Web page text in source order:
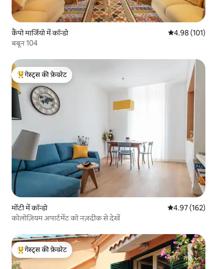
कैंपो मार्जियो में कॉन्डो औसत रेटिंग 5 में से
4.98 (101)
बबून 104
गेस्ट्स का टॉप फ़ेवरेट
गेस्ट्स की फ़ेवरेट
मोंटी में कॉन्डो औसत रेटिंग 5 में से
4.97 (162)
कोलोज़ियम अपार्टमेंट को नज़दीक से देखें
गेस्ट्स का टॉप फ़ेवरेट
गेस्ट्स की फ़ेवरेट